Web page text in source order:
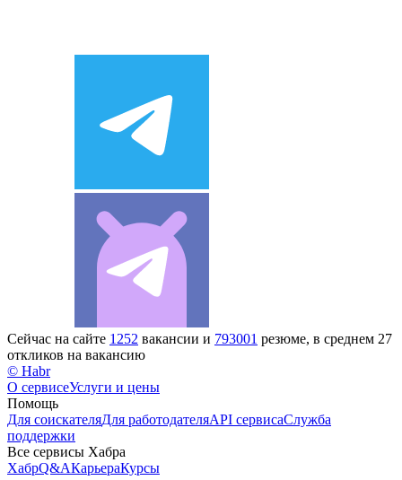
Сейчас на сайте 1252 вакансии и 793001 резюме, в среднем 27
откликов на вакансию
© Habr
О сервисеУслуги и цены
Помощь
Для соискателяДля работодателяAPI сервисаСлужба
поддержки
Все сервисы Хабра
ХабрQ&AКарьераКурсы